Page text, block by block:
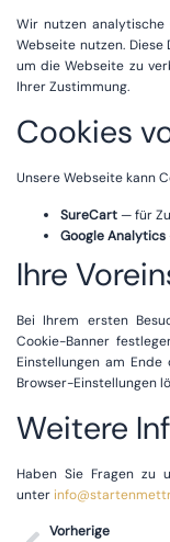
Wir nutzen analytische
Webseite nutzen.
um die Webseite zu
Ihrer Zustimmung.
Cookies
Unsere Webseite kann
SureCart— für
Google Analytics
Ihre
Bei Ihrem ersten
Cookie-Banner
Einstellungen am
Browser-Einstellungen
Weitere
Haben Sie Fragen zu
unter
Vorherige